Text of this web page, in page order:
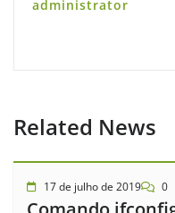
administrator
Related News
17 de julho de 2019 0